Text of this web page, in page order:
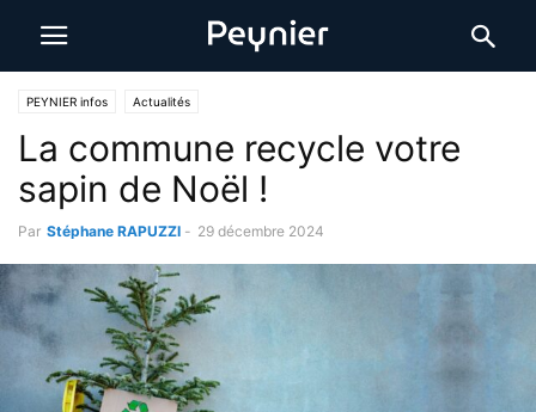
PEYNIER infos Actualités
La commune recycle votre
sapin de Noël !
Par Stéphane RAPUZZI - 29 décembre 2024